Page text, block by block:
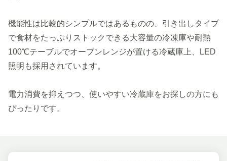
機能性は比較的シンプルではあるものの、引き出しタイプ
で食材をたっぷりストックできる大容量の冷凍庫や耐熱
100℃テーブルでオーブンレンジが置ける冷蔵庫上、LED
照明も採用されています。
電力消費を抑えつつ、使いやすい冷蔵庫をお探しの方にも
ぴったりです。